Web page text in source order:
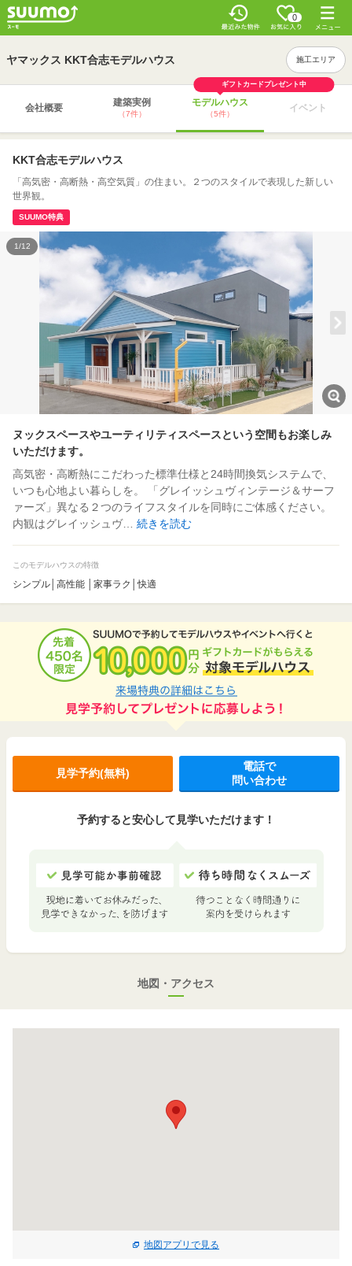
0
ヤマックス KKT合志モデルハウス 施工エリア
会社概要 建築実例
（7件）
ギフトカードプレゼント中
モデルハウス
（5件）
イベント
KKT合志モデルハウス
「高気密・高断熱・高空気質」の住まい。２つのスタイルで表現した新しい
世界観。
SUUMO特典
1/12
ヌックスペースやユーティリティスペースという空間もお楽しみ
いただけます。
高気密・高断熱にこだわった標準仕様と24時間換気システムで、
いつも心地よい暮らしを。 「グレイッシュヴィンテージ＆サーフ
ァーズ」異なる２つのライフスタイルを同時にご体感ください。
内観はグレイッシュヴ… 続きを読む
このモデルハウスの特徴
シンプル│高性能 │家事ラク│快適
見学予約(無料)
電話で
問い合わせ
予約すると安心して見学いただけます！
地図・アクセス
地図アプリで見る